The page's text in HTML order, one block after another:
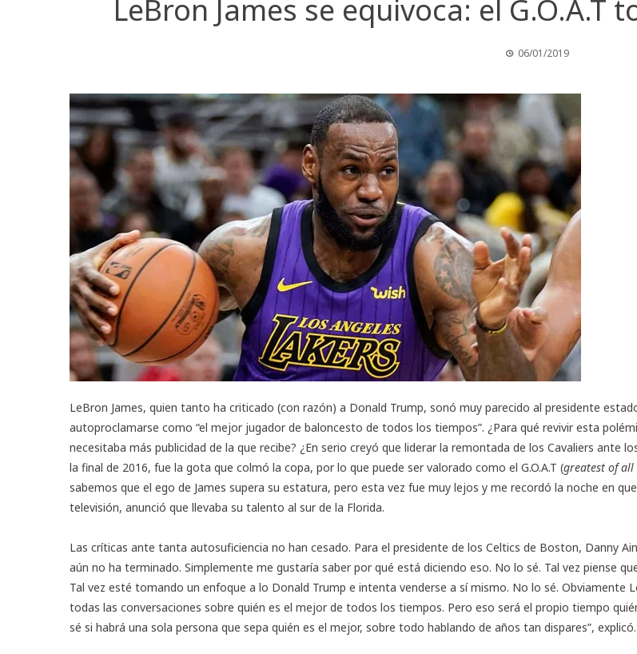
LeBron James se equivoca: el G.O.A.T
06/01/2019
LeBron James, quien tanto ha criticado (con razón) a Donald Trump, sonó muy parecido al presidente
autoproclamarse como “el mejor jugador de baloncesto de todos los tiempos”. ¿Para qué revivir esta
necesitaba más publicidad de la que recibe? ¿En serio creyó que liderar la remontada de los Cavaliers ante
la final de 2016, fue la gota que colmó la copa, por lo que puede ser valorado como el G.O.A.T (greatest of all
sabemos que el ego de James supera su estatura, pero esta vez fue muy lejos y me recordó la noche en
televisión, anunció que llevaba su talento al sur de la Florida.
Las críticas ante tanta autosuficiencia no han cesado. Para el presidente de los Celtics de Boston, Danny
aún no ha terminado. Simplemente me gustaría saber por qué está diciendo eso. No lo sé. Tal vez piense
Tal vez esté tomando un enfoque a lo Donald Trump e intenta venderse a sí mismo. No lo sé. Obviamente
todas las conversaciones sobre quién es el mejor de todos los tiempos. Pero eso será el propio tiempo
sé si habrá una sola persona que sepa quién es el mejor, sobre todo hablando de años tan dispares”, explicó.